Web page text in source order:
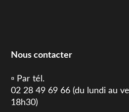
Nous contacter
▫️ Par tél.
02 28 49 69 66 (du lundi au
18h30)